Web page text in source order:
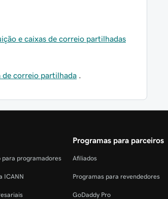
e caixas de correio partilhadas
de correio partilhada .
para programadores
ICANN
Programas para parceiros
Afiliados
Programas para revendedores
GoDaddy Pro